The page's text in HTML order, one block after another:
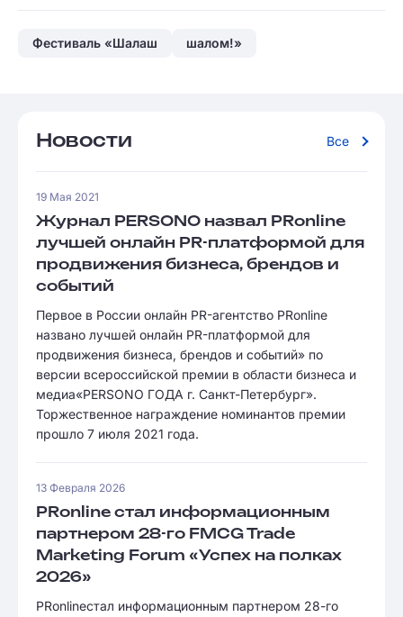
Фестиваль «Шалаш шалом!»
Новости Все
19 Мая 2021
Журнал PERSONO назвал PRonline
лучшей онлайн PR-платформой для
продвижения бизнеса, брендов и
событий
Первое в России онлайн PR-агентство PRonline
названо лучшей онлайн PR-платформой для
продвижения бизнеса, брендов и событий» по
версии всероссийской премии в области бизнеса и
медиа«PERSONO ГОДА г. Санкт-Петербург».
Торжественное награждение номинантов премии
прошло 7 июля 2021 года.
13 Февраля 2026
PRonline стал информационным
партнером 28-го FMCG Trade
Marketing Forum «Успех на полках
2026»
PRonlineстал информационным партнером 28-го